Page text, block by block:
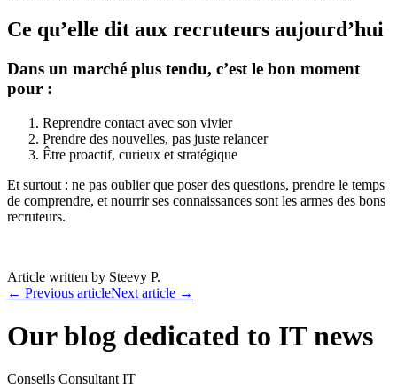
Ce qu’elle dit aux recruteurs aujourd’hui
Dans un marché plus tendu, c’est le bon moment
pour :
Reprendre contact avec son vivier
Prendre des nouvelles, pas juste relancer
Être proactif, curieux et stratégique
Et surtout : ne pas oublier que poser des questions, prendre le temps
de comprendre, et nourrir ses connaissances sont les armes des bons
recruteurs.
Article written by Steevy P.
← Previous articleNext article →
Our blog dedicated to IT news
Conseils Consultant IT